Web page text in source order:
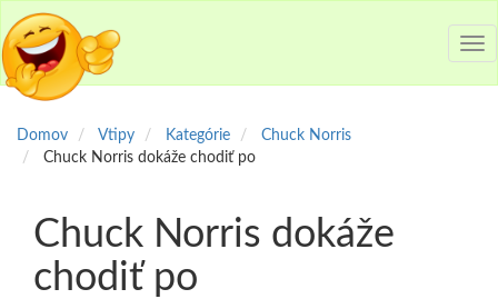
Domov Vtipy Kategórie
Chuck Norris
Chuck Norris dokáže chodiť po
Chuck Norris dokáže
chodiť po